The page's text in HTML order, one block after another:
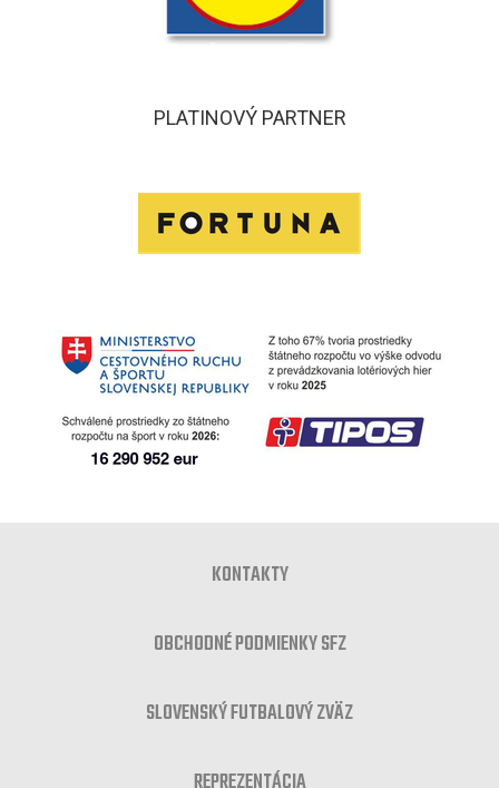
PLATINOVÝ PARTNER
KONTAKTY
OBCHODNÉ PODMIENKY SFZ
SLOVENSKÝ FUTBALOVÝ ZVÄZ
REPREZENTÁCIA